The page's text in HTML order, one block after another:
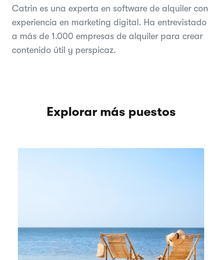
Catrin es una experta en software de alquiler con
experiencia en marketing digital. Ha entrevistado
a más de 1.000 empresas de alquiler para crear
contenido útil y perspicaz.
Explorar más puestos